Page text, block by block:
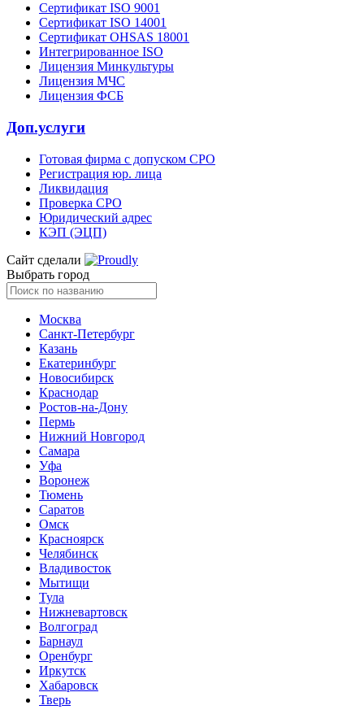
Сертификат ISO 9001
Сертификат ISO 14001
Сертификат OHSAS 18001
Интегрированное ISO
Лицензия Минкультуры
Лицензия МЧС
Лицензия ФСБ
Доп.услуги
Готовая фирма с допуском СРО
Регистрация юр. лица
Ликвидация
Проверка СРО
Юридический адрес
КЭП (ЭЦП)
Сайт сделали
Выбрать город
Москва
Санкт-Петербург
Казань
Екатеринбург
Новосибирск
Краснодар
Ростов-на-Дону
Пермь
Нижний Новгород
Самара
Уфа
Воронеж
Тюмень
Саратов
Омск
Красноярск
Челябинск
Владивосток
Мытищи
Тула
Нижневартовск
Волгоград
Барнаул
Оренбург
Иркутск
Хабаровск
Тверь